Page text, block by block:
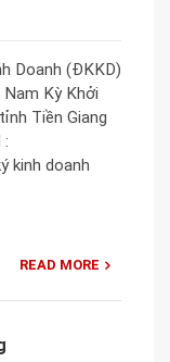
Doanh (ĐKKD)
Kỳ Khởi
Tiền Giang
:
kinh doanh
READ MORE